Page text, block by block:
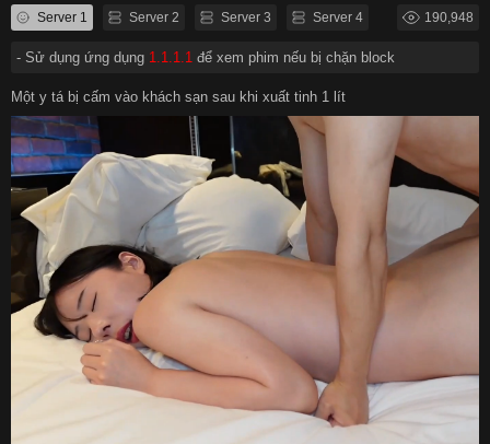
Server 1 Server 2 Server 3 Server 4 190,948
- Sử dụng ứng dụng 1.1.1.1 để xem phim nếu bị chặn block
Một y tá bị cấm vào khách sạn sau khi xuất tinh 1 lít